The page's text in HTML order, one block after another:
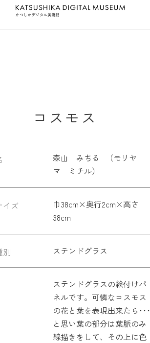
コスモス
森山 みちる （モリヤ
マ ミチル）
イズ
巾38cm×奥行2cm×高さ
38cm
別 ステンドグラス
ステンドグラスの絵付けパ
ネルです。可憐なコスモス
の花と葉を表現出来たら･･･
と思い葉の部分は葉脈のみ
線描きをして、その上に色